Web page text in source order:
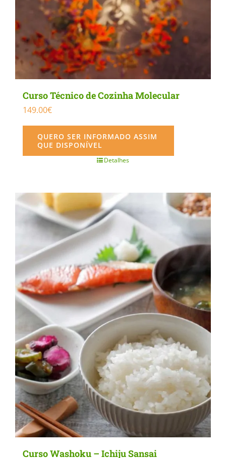
Curso Técnico de Cozinha Molecular
149.00€
QUERO SER INFORMADO ASSIM
QUE DISPONÍVEL
Detalhes
Curso Washoku – Ichiju Sansai